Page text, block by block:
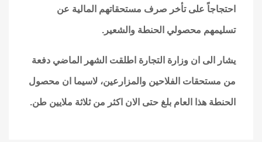
احتجاجاً على تأخر صرف مستحقاتهم المالية عن
تسليمهم محصولي الحنطة والشعير .
يشار الى ان وزارة التجارة اطلقت الشهر الماضي دفعة
من مستحقات الفلاحين والمزارعين، لاسيما ان محصول
الحنطة هذا العام بلغ حتى الان اكثر من ثلاثة ملايين طن.